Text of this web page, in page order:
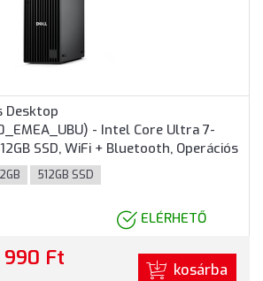
Desktop
- Intel Core Ultra 7-
SSD, WiFi + Bluetooth, Operációs
Házas számítógép, 3 év helyszíni
512GB SSD
ELÉRHETŐ
990 Ft kosárba